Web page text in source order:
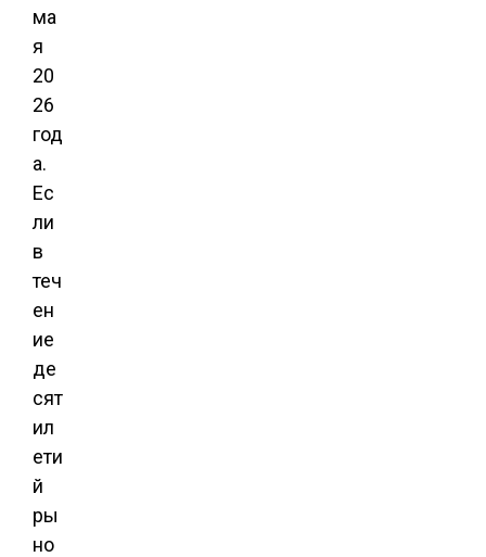
ма
я
20
26
год
а.
Ес
ли
в
теч
ен
ие
де
сят
ил
ети
й
ры
но